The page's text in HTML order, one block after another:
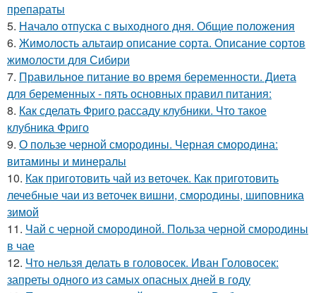
препараты
5. Начало отпуска с выходного дня. Общие положения
6. Жимолость альтаир описание сорта. Описание сортов
жимолости для Сибири
7. Правильное питание во время беременности. Диета
для беременных - пять основных правил питания:
8. Как сделать Фриго рассаду клубники. Что такое
клубника Фриго
9. О пользе черной смородины. Черная смородина:
витамины и минералы
10. Как приготовить чай из веточек. Как приготовить
лечебные чаи из веточек вишни, смородины, шиповника
зимой
11. Чай с черной смородиной. Польза черной смородины
в чае
12. Что нельзя делать в головосек. Иван Головосек:
запреты одного из самых опасных дней в году